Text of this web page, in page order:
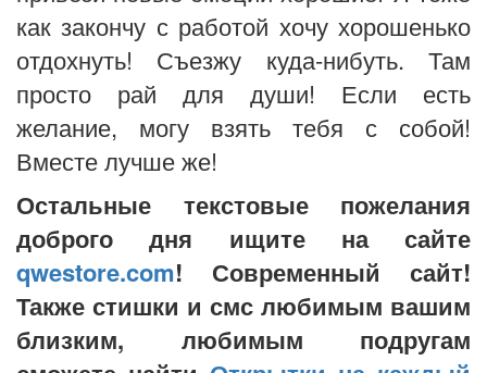
как закончу с работой хочу хорошенько
отдохнуть! Съезжу куда-нибуть. Там
просто рай для души! Если есть
желание, могу взять тебя с собой!
Вместе лучше же!
Остальные текстовые пожелания
доброго дня ищите на сайте
qwestore.com! Современный сайт!
Также стишки и смс любимым вашим
близким, любимым подругам